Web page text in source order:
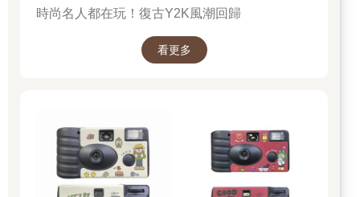
時尚名人都在玩！復古Y2K風潮回歸
看更多